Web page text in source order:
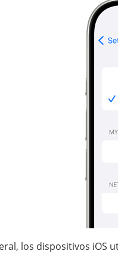
los dispositivos iOS